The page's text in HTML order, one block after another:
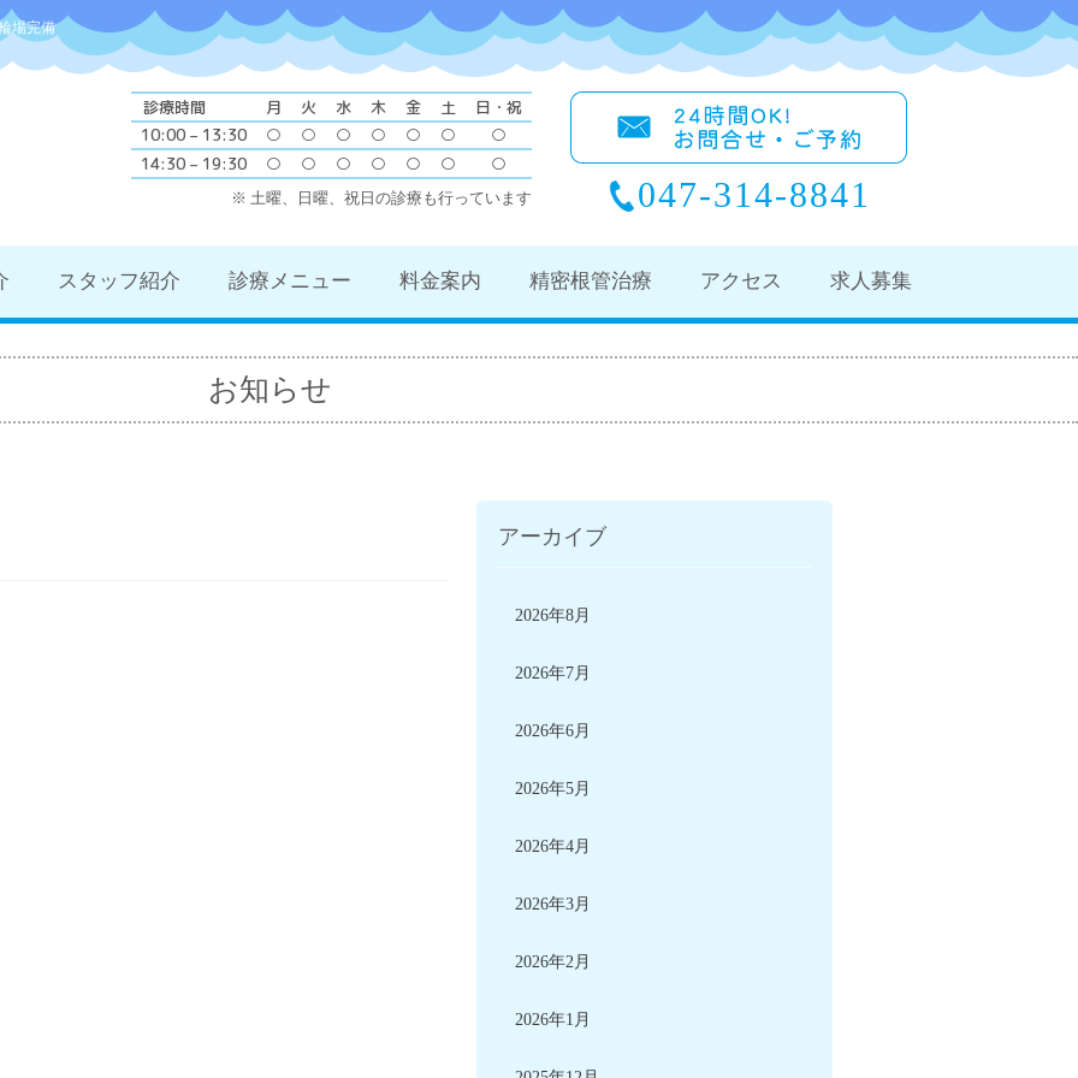
場完備
診療時間 月 火 水 木 金 土
日・祝
10:00 – 13:30
○ ○ ○ ○ ○ ○
○
14:30 – 19:30
○ ○ ○ ○ ○ ○ ○
※ 土曜、日曜、祝日の診療も行っています 047-314-8841
スタッフ紹介 診療メニュー 料金案内 精密根管治療 アクセス 求人募集
お知らせ
アーカイブ
2026年8月
2026年7月
2026年6月
2026年5月
2026年4月
2026年3月
2026年2月
2026年1月